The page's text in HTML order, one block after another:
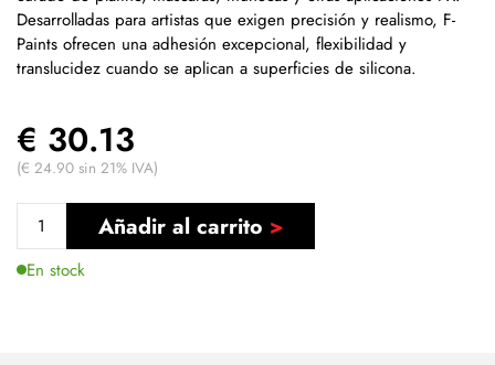
Desarrolladas para artistas que exigen precisión y realismo, F-
Paints ofrecen una adhesión excepcional, flexibilidad y
translucidez cuando se aplican a superficies de silicona.
€ 30.13
(€ 24.90 sin 21% IVA)
Añadir al carrito
En stock